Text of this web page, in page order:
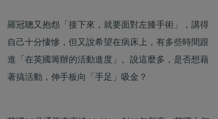
羅冠聰又抱怨「接下來，就要面對左膝手術」，講得
自己十分悽慘，但又說希望在病床上，有多些時間跟
進「在英國籌辦的活動進度」。說這麼多，是否想藉
著搞活動，伸手板向「手足」吸金？